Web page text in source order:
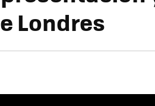
Londres